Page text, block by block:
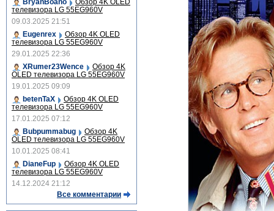
BryanBoano
Обзор 4K OLED
телевизора LG 55EG960V
09.03.2025 21:51
Eugenrex
Обзор 4K OLED
телевизора LG 55EG960V
29.01.2025 22:36
XRumer23Wence
Обзор 4K
OLED телевизора LG 55EG960V
19.01.2025 09:09
betenTaX
Обзор 4K OLED
телевизора LG 55EG960V
17.01.2025 07:12
Bubpummabug
Обзор 4K
OLED телевизора LG 55EG960V
10.01.2025 08:41
DianeFup
Обзор 4K OLED
телевизора LG 55EG960V
14.12.2024 21:12
Все комментарии